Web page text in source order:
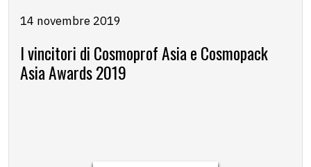
14 novembre 2019
I vincitori di Cosmoprof Asia e Cosmopack
Asia Awards 2019